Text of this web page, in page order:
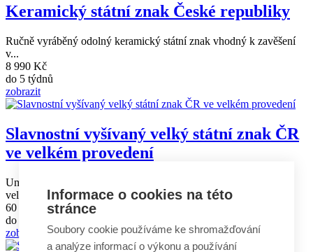
Keramický státní znak České republiky
Ručně vyráběný odolný keramický státní znak vhodný k zavěšení
v...
8 990 Kč
do 5 týdnů
zobrazit
Slavnostní vyšívaný velký státní znak ČR
ve velkém provedení
Umělecky ručně vyšívaný slavnostní velký státní znak ČR ve
velkém...
60 090 Kč
do 4 týdnů
zobrazit
Informace o cookies na této
stránce
Soubory cookie používáme ke shromažďování
a analýze informací o výkonu a používání